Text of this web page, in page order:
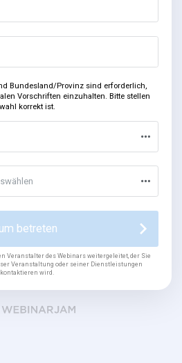
Bundesland/Provinz sind erforderlich,
Vorschriften einzuhalten. Bitte stellen
korrekt ist.
betreten
Veranstalter des Webinars weitergeleitet, der Sie
Veranstaltung oder seiner Dienstleistungen
kontaktieren wird.